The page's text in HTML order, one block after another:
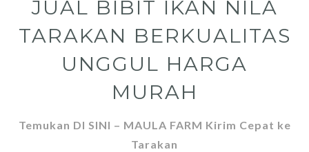
JUAL BIBIT IKAN NILA
TARAKAN BERKUALITAS
UNGGUL HARGA
MURAH
Temukan DI SINI – MAULA FARM Kirim Cepat ke
Tarakan